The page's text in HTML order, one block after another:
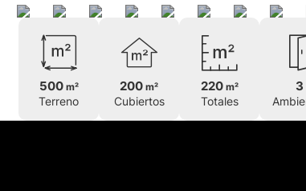
500 m²
Terreno
200 m²
Cubiertos
220 m²
Totales
3